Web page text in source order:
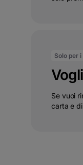
Solo per
Se vuoi
carta e